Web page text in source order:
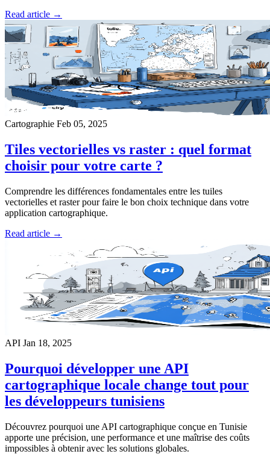
Read article →
Cartographie Feb 05, 2025
Tiles vectorielles vs raster : quel format
choisir pour votre carte ?
Comprendre les différences fondamentales entre les tuiles
vectorielles et raster pour faire le bon choix technique dans votre
application cartographique.
Read article →
API Jan 18, 2025
Pourquoi développer une API
cartographique locale change tout pour
les développeurs tunisiens
Découvrez pourquoi une API cartographique conçue en Tunisie
apporte une précision, une performance et une maîtrise des coûts
impossibles à obtenir avec les solutions globales.